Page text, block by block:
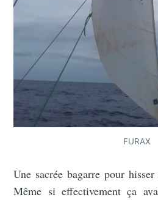
FURAX
Une sacrée bagarre pour
Même si effectivement ça